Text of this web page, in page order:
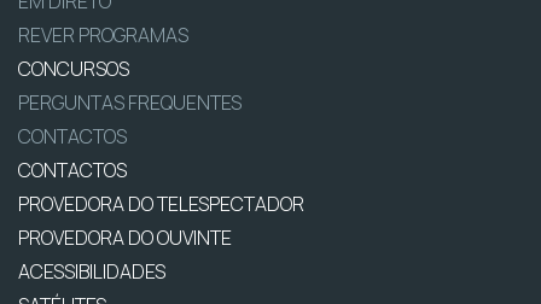
REVER PROGRAMAS
CONCURSOS
PERGUNTAS FREQUENTES
CONTACTOS
CONTACTOS
PROVEDORA DO TELESPECTADOR
PROVEDORA DO OUVINTE
ACESSIBILIDADES